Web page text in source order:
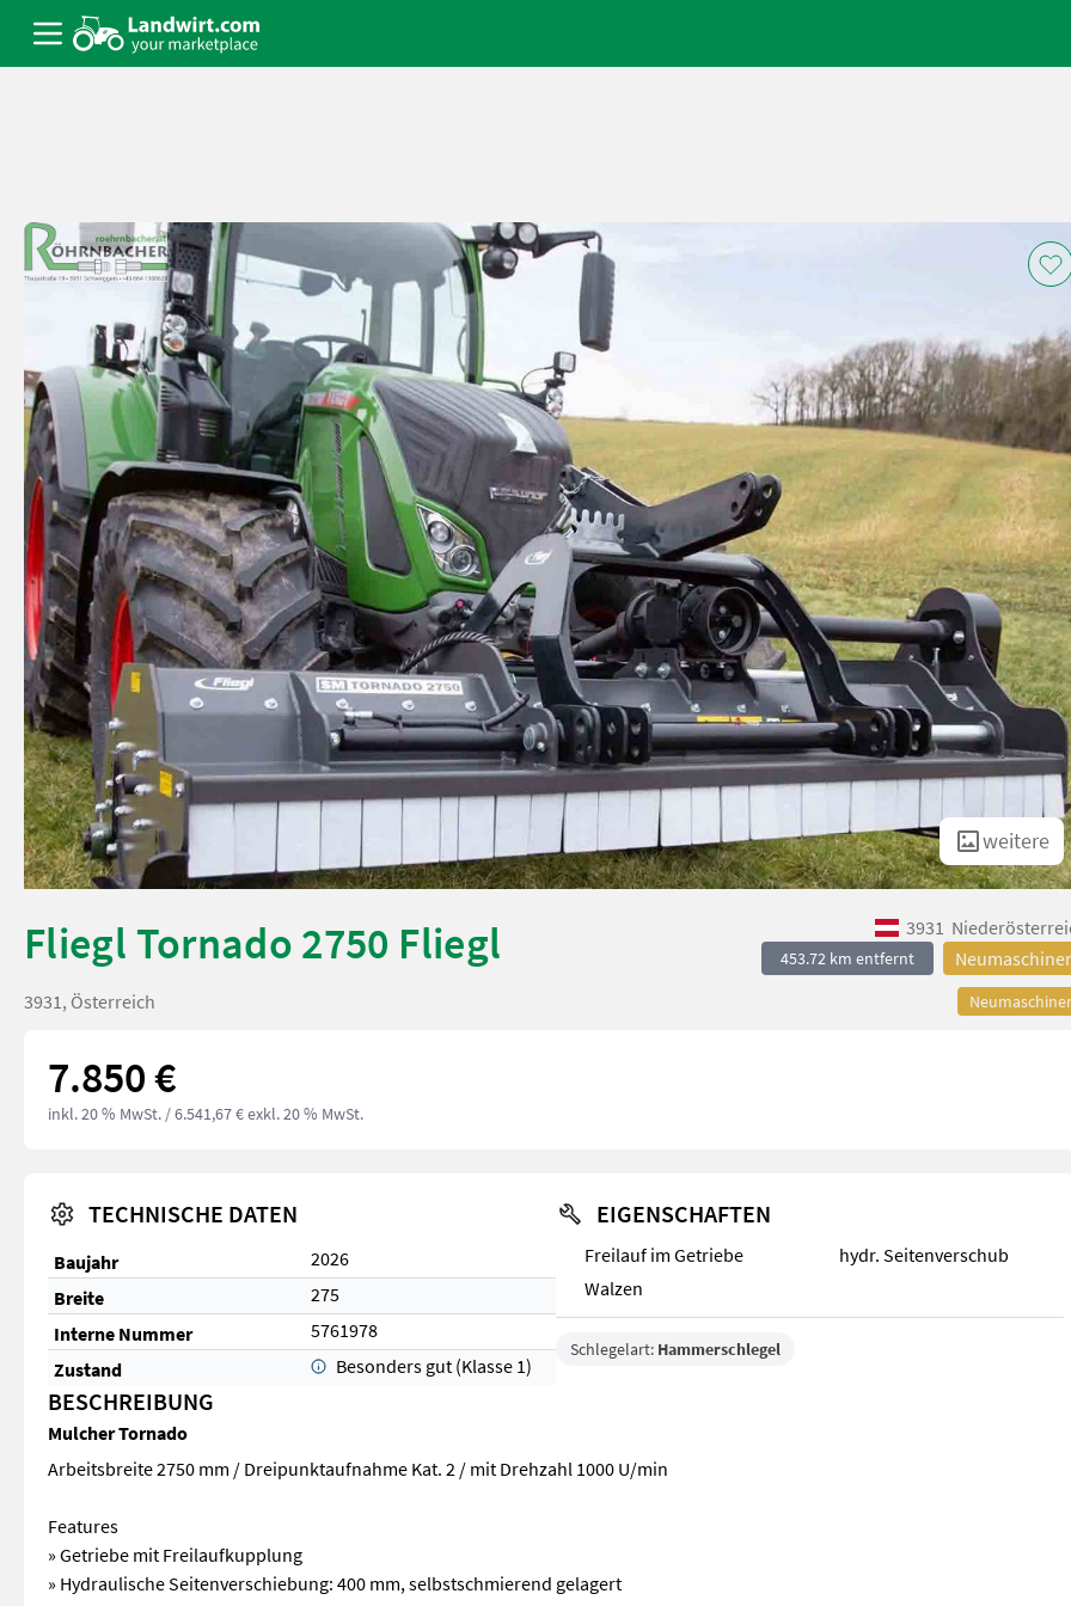
weitere
Fliegl Tornado 2750 Fliegl 3931
453.72 km entfernt
3931, Österreich
7.850 €
inkl. 20 % MwSt. / 6.541,67 € exkl. 20 % MwSt.
TECHNISCHE DATEN
Baujahr
2026
Breite
275
Interne Nummer
5761978
Zustand
Besonders gut (Klasse 1)
EIGENSCHAFTEN
Freilauf im Getriebe
hydr. Seitenverschub
Walzen
Schlegelart: Hammerschlegel
BESCHREIBUNG
Mulcher Tornado
Arbeitsbreite 2750 mm / Dreipunktaufnahme Kat. 2 / mit Drehzahl 1000 U/min
Features
» Getriebe mit Freilaufkupplung
» Hydraulische Seitenverschiebung: 400 mm, selbstschmierend gelagert